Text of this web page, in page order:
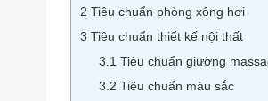
2 Tiêu chuẩn phòng xông hơi
3 Tiêu chuẩn thiết kế nội thất
3.1 Tiêu chuẩn giường
3.2 Tiêu chuẩn màu sắc